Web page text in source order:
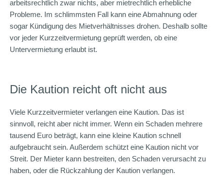
arbeitsrechtlich zwar nichts, aber mietrechtlich erhebliche
Probleme. Im schlimmsten Fall kann eine Abmahnung oder
sogar Kündigung des Mietverhältnisses drohen. Deshalb sollte
vor jeder Kurzzeitvermietung geprüft werden, ob eine
Untervermietung erlaubt ist.
Die Kaution reicht oft nicht aus
Viele Kurzzeitvermieter verlangen eine Kaution. Das ist
sinnvoll, reicht aber nicht immer. Wenn ein Schaden mehrere
tausend Euro beträgt, kann eine kleine Kaution schnell
aufgebraucht sein. Außerdem schützt eine Kaution nicht vor
Streit. Der Mieter kann bestreiten, den Schaden verursacht zu
haben, oder die Rückzahlung der Kaution verlangen.